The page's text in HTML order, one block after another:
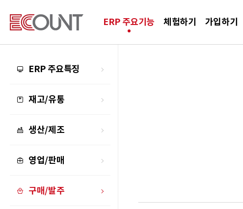
ERP 주요기능 체험하기 가입하기
ERP 주요특징
재고/유통
생산/제조
영업/판매
구매/발주